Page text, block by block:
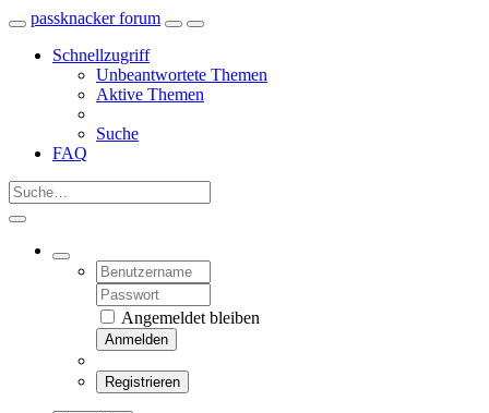
passknacker forum
Schnellzugriff
Unbeantwortete Themen
Aktive Themen
Suche
FAQ
Angemeldet bleiben
Anmelden
Registrieren